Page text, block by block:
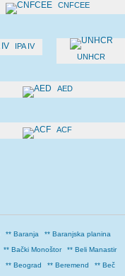
CNFCEE
IPA IV
UNHCR
AED
ACF
** Baranja
** Baranjska planina
** Bački Monoštor
** Beli Manastir
** Beograd ** Beremend
** Beč